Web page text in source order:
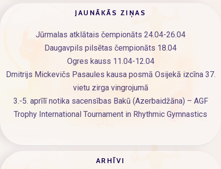
JAUNĀKĀS ZIŅAS
Jūrmalas atklātais čempionāts 24.04-26.04
Daugavpils pilsētas čempionāts 18.04
Ogres kauss 11.04-12.04
Dmitrijs Mickevičs Pasaules kausa posmā Osijekā izcīna 37.
vietu zirga vingrojumā
3.-5. aprīlī notika sacensības Bakū (Azerbaidžāna) – AGF
Trophy International Tournament in Rhythmic Gymnastics
ARHĪVI